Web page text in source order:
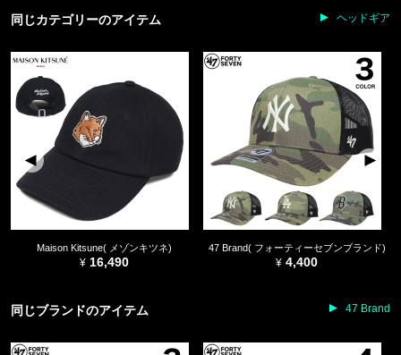
同じカテゴリーのアイテム ヘッドギア
Maison Kitsune( メゾンキツネ)
16,490
47 Brand( フォーティーセブンブランド)
4,400
同じブランドのアイテム 47 Brand